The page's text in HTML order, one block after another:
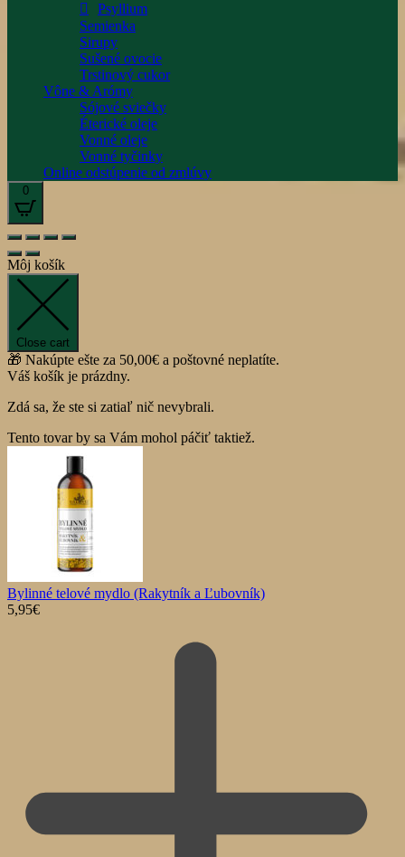
Psyllium
Semienka
Sirupy
Sušené ovocie
Trstinový cukor
Vône & Arómy
Sójové sviečky
Éterické oleje
Vonné oleje
Vonné tyčinky
Online odstúpenie od zmlúvy
0
Môj košík
Close cart
🎁 Nakúpte ešte za 50,00€ a poštovné neplatíte.
Váš košík je prázdny.
Zdá sa, že ste si zatiaľ nič nevybrali.
Tento tovar by sa Vám mohol páčiť taktiež.
Bylinné telové mydlo (Rakytník a Ľubovník)
5,95€